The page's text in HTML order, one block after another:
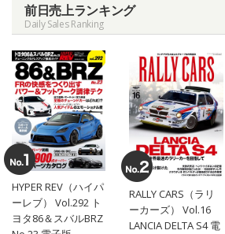
前日売上ランキング
Daily Sales Ranking
HYPER REV（ハイパ
ーレブ） Vol.292 ト
ヨタ86＆スバルBRZ
RALLY CARS（ラリ
ーカーズ） Vol.16
LANCIA DELTA S4 電